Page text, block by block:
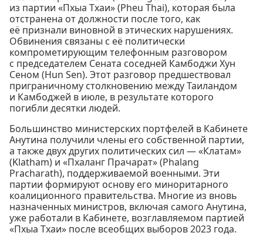
из партии «Пхыа Тхаи» (Pheu Thai), которая была
отстранена от должности после того, как
её признали виновной в этических нарушениях.
Обвинения связаны с её политически
компрометирующим телефонным разговором
с председателем Сената соседней Камбоджи Хун
Сеном (Hun Sen). Этот разговор предшествовал
приграничному столкновению между Таиландом
и Камбоджей в июле, в результате которого
погибли десятки людей.
Большинство министерских портфелей в Кабинете
Анутина получили члены его собственной партии,
а также двух других политических сил — «Клатам»
(Klatham) и «Пхаланг Прачарат» (Phalang
Pracharath), поддерживаемой военными. Эти
партии формируют основу его миноритарного
коалиционного правительства. Многие из вновь
назначенных министров, включая самого Анутина,
уже работали в Кабинете, возглавляемом партией
«Пхыа Тхаи» после всеобщих выборов 2023 года.